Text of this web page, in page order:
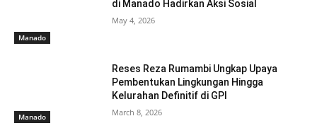
Manado
di Manado Hadirkan Aksi Sosial
May 4, 2026
Manado
Reses Reza Rumambi Ungkap Upaya
Pembentukan Lingkungan Hingga
Kelurahan Definitif di GPI
March 8, 2026